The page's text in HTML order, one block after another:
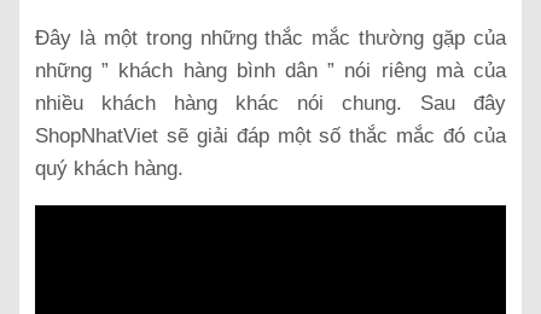
Đây là một trong những thắc mắc thường gặp của
những ” khách hàng bình dân ” nói riêng mà của
nhiều khách hàng khác nói chung. Sau đây
ShopNhatViet sẽ giải đáp một số thắc mắc đó của
quý khách hàng.